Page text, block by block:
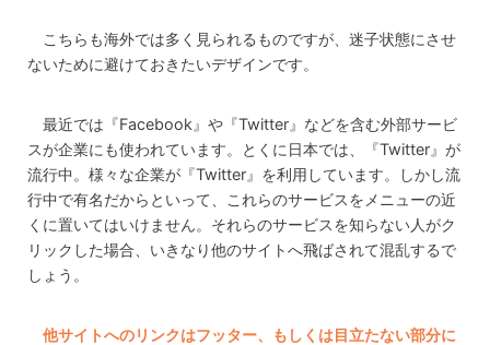
こちらも海外では多く見られるものですが、迷子状態にさせ
ないために避けておきたいデザインです。
最近では『Facebook』や『Twitter』などを含む外部サービ
スが企業にも使われています。とくに日本では、『Twitter』が
流行中。様々な企業が『Twitter』を利用しています。しかし流
行中で有名だからといって、これらのサービスをメニューの近
くに置いてはいけません。それらのサービスを知らない人がク
リックした場合、いきなり他のサイトへ飛ばされて混乱するで
しょう。
他サイトへのリンクはフッター、もしくは目立たない部分に